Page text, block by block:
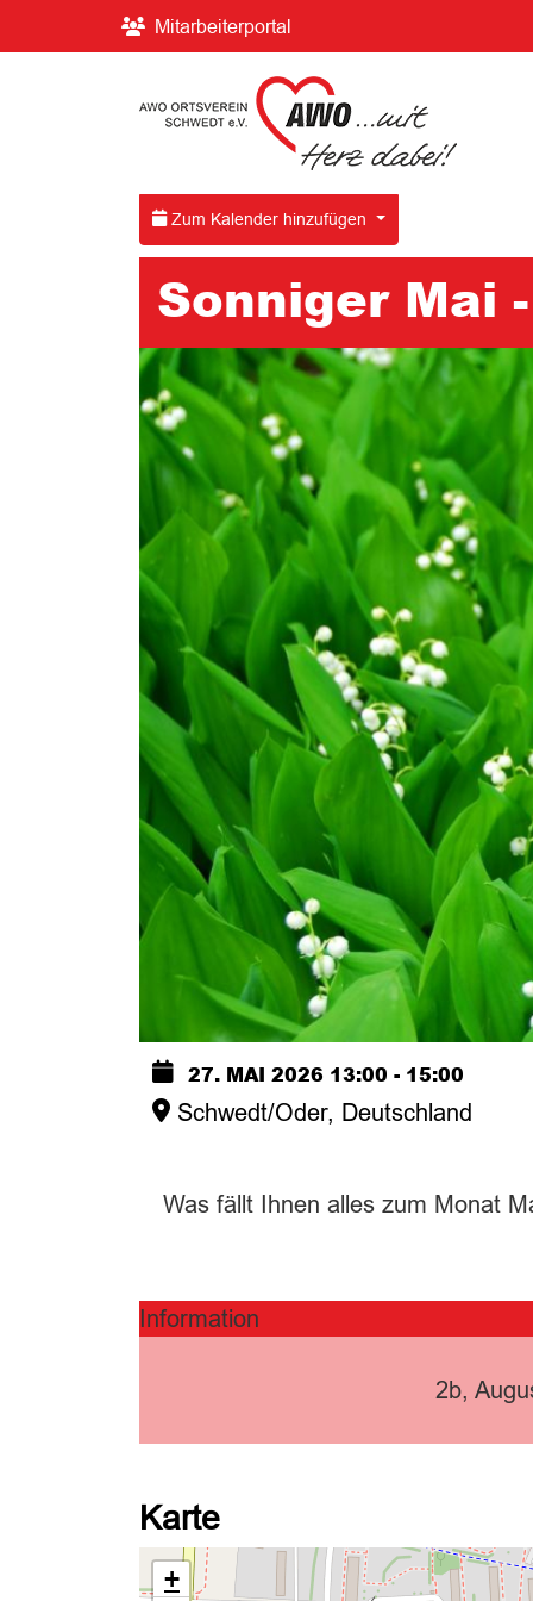
Mitarbeiterportal
Zum Kalender hinzufügen
Sonniger Mai
27. MAI 2026 13:00 - 15:00
Schwedt/Oder, Deutschland
Was fällt Ihnen alles zum Monat
Information
2b,
Karte
+